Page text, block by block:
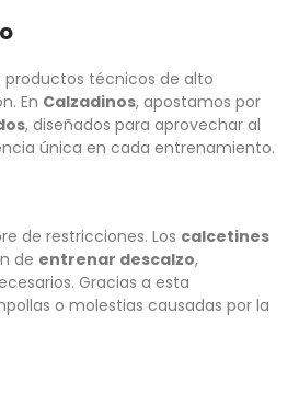
productos técnicos de alto
En Calzadinos, apostamos por
, diseñados para aprovechar al
única en cada entrenamiento.
de restricciones. Los calcetines
de entrenar descalzo,
Gracias a esta
o molestias causadas por la